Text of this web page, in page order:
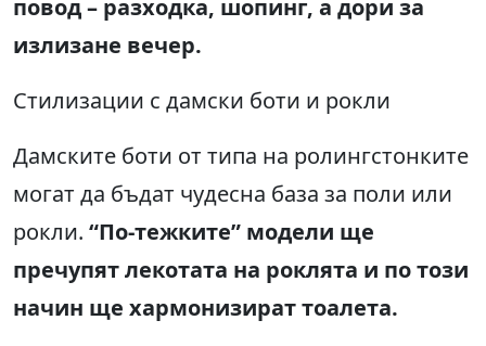
повод – разходка, шопинг, а дори за
излизане вечер.
Стилизации с дамски боти и рокли
Дамските боти от типа на ролингстонките
могат да бъдат чудесна база за поли или
рокли. “По-тежките” модели ще
пречупят лекотата на роклята и по този
начин ще хармонизират тоалета.